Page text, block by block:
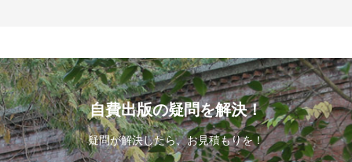
自費出版の疑問を解決！
疑問が解決したら、お見積もりを！